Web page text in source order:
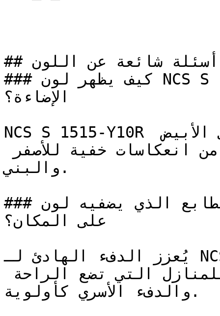
## أسئلة شائعة عن اللون
### كيف يظهر لون NCS S 1515-Y10R في الغرف مع
الإضاءة؟
NCS S 1515-Y10R درجة بيج فاتحة وناعمة تلي الأبيض
والبني.
### ما هو الطابع الذي يضفيه لون NCS S 1515-Y10R
على المكان؟
يُعزز الدفء الهادئ لـ NCS S 1515-Y10R الشعور بالأمان
والدفء الأسري كأولوية.